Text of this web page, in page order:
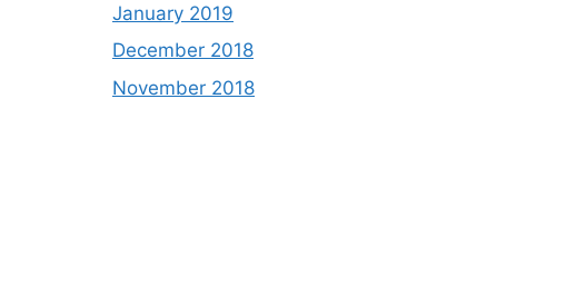
January 2019
December 2018
November 2018